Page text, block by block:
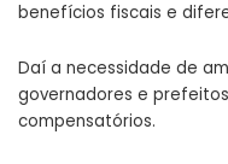
benefícios fiscais e
Daí a necessidade de
governadores e
compensatórios.